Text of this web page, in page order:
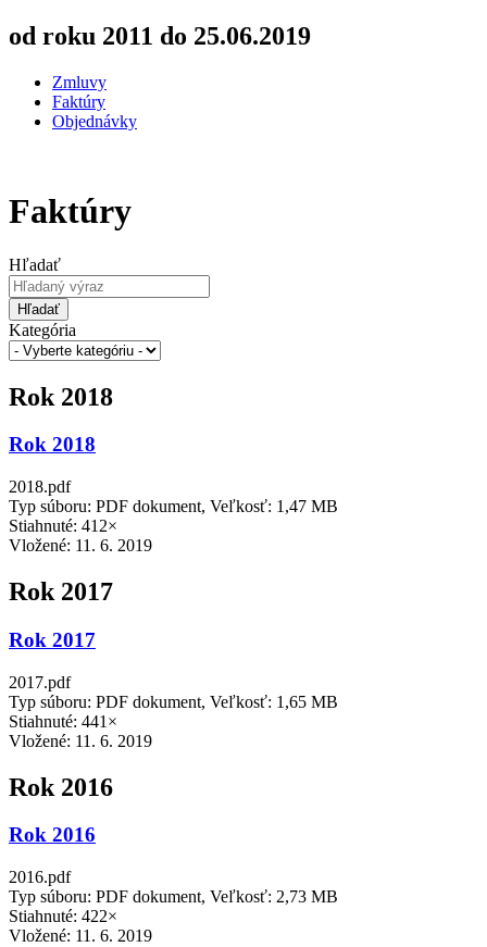
od roku 2011 do 25.06.2019
Zmluvy
Faktúry
Objednávky
Faktúry
Hľadať
Hľadať
Kategória
Rok 2018
Rok 2018
2018.pdf
Typ súboru: PDF dokument, Veľkosť: 1,47 MB
Stiahnuté: 412×
Vložené: 11. 6. 2019
Rok 2017
Rok 2017
2017.pdf
Typ súboru: PDF dokument, Veľkosť: 1,65 MB
Stiahnuté: 441×
Vložené: 11. 6. 2019
Rok 2016
Rok 2016
2016.pdf
Typ súboru: PDF dokument, Veľkosť: 2,73 MB
Stiahnuté: 422×
Vložené: 11. 6. 2019